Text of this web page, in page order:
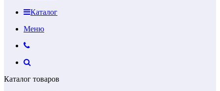
Каталог
Меню
Каталог товаров